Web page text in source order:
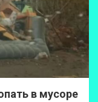
в мусоре